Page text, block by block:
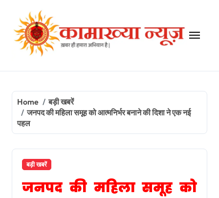
content
Home
बड़ी खबरें
जनपद की महिला समूह को आत्मनिर्भर बनाने की दिशा ने एक नई
पहल
बड़ी खबरें
जनपद की महिला समूह को